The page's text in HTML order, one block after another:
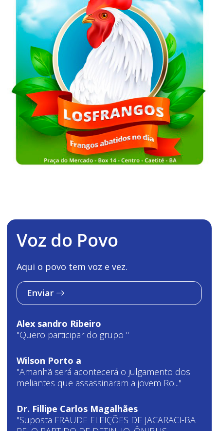
Voz do Povo
Aqui o povo tem voz e vez.
Enviar
Alex sandro Ribeiro
"Quero participar do grupo "
Wilson Porto a
"Amanhã será acontecerá o julgamento dos
meliantes que assassinaram a jovem Ro..."
Dr. Fillipe Carlos Magalhães
"Suposta FRAUDE ELEIÇÕES DE JACARACI-BA